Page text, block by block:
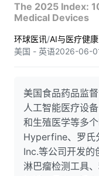
The 2025 Index:
Medical Devices
环球医讯/AI与医疗健康
美国 - 英语2026-06-
美国食品药品监
人工智能医疗设
和生殖医学等多
Hyperfine、罗氏
Inc.等公司开发的
淋巴瘤检测工具